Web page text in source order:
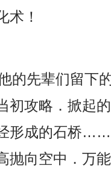
术！
的先辈们留下
初攻略．掀起
形成的石桥
抛向空中．万